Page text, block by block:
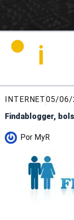
INTERNET05/06/
Findablogger,
Por MyR